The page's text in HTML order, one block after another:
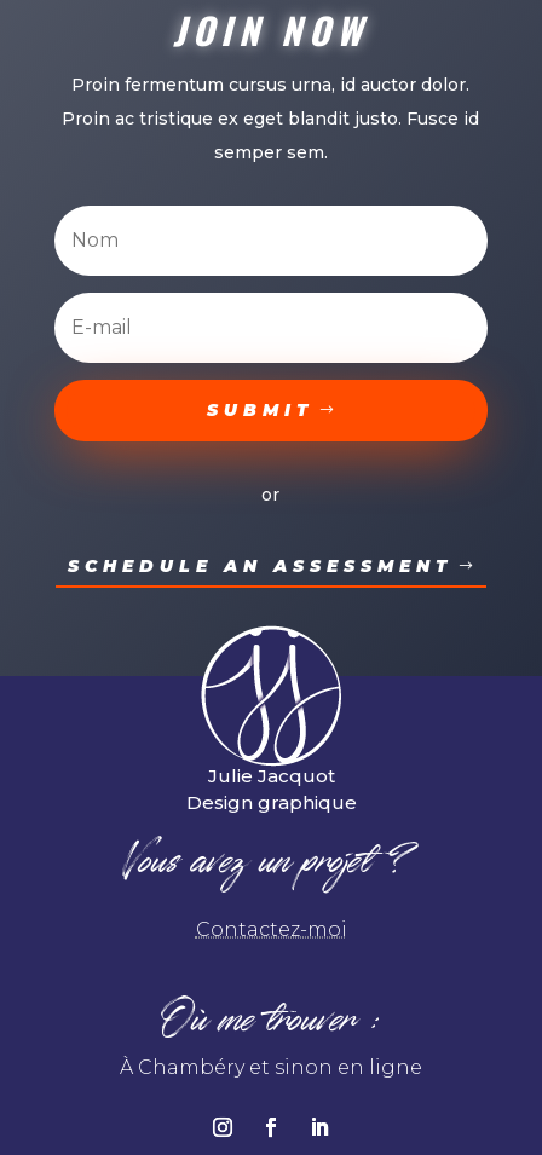
JOIN NOW
Proin fermentum cursus urna, id auctor dolor.
Proin ac tristique ex eget blandit justo. Fusce id
semper sem.
SUBMIT
or
SCHEDULE AN ASSESSMENT
Julie Jacquot
Design graphique
Vous avez un projet ?
Contactez-moi
Où me trouver :
À Chambéry et sinon en ligne